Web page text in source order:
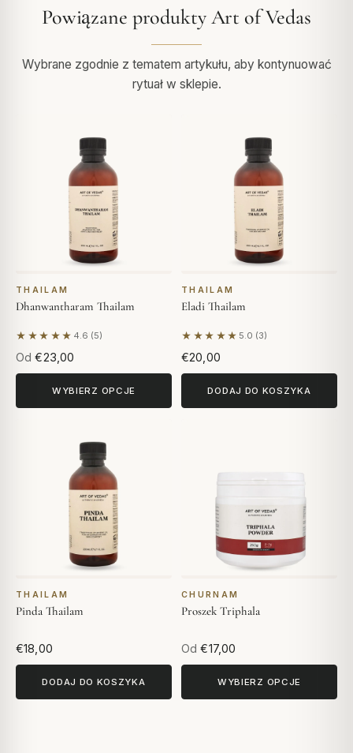
Powiązane produkty Art of Vedas
Wybrane zgodnie z tematem artykułu, aby kontynuować
rytuał w sklepie.
THAILAM
Dhanwantharam Thailam
★★★★★ 4.6 (5)
Na podstawie 5 opinii
Od €23,00
WYBIERZ OPCJE
THAILAM
Eladi Thailam
★★★★★ 5.0 (3)
Na podstawie 3 opinii
€20,00
DODAJ DO KOSZYKA
THAILAM
Pinda Thailam
€18,00
DODAJ DO KOSZYKA
CHURNAM
Proszek Triphala
Od €17,00
WYBIERZ OPCJE